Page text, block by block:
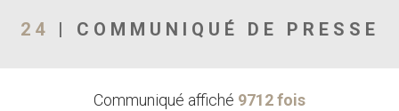
Communiqués de
24 | COMMUNIQUÉ DE PRESSE
Communiqué affiché 9712 fois